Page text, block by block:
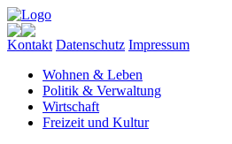
Kontakt Datenschutz Impressum
Wohnen & Leben
Politik & Verwaltung
Wirtschaft
Freizeit und Kultur